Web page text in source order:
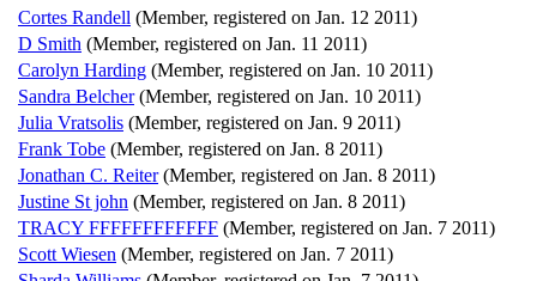
Cortes Randell (Member, registered on Jan. 12 2011)
D Smith (Member, registered on Jan. 11 2011)
Carolyn Harding (Member, registered on Jan. 10 2011)
Sandra Belcher (Member, registered on Jan. 10 2011)
Julia Vratsolis (Member, registered on Jan. 9 2011)
Frank Tobe (Member, registered on Jan. 8 2011)
Jonathan C. Reiter (Member, registered on Jan. 8 2011)
Justine St john (Member, registered on Jan. 8 2011)
TRACY FFFFFFFFFFFF (Member, registered on Jan. 7 2011)
Scott Wiesen (Member, registered on Jan. 7 2011)